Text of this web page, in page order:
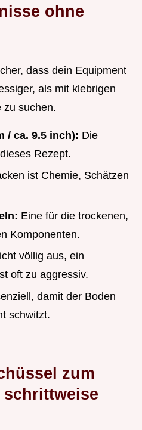
ohne
dass dein Equipment
als mit klebrigen
zu suchen.
/ ca. 9.5 inch): Die
Rezept.
ist Chemie, Schätzen
Eine für die trockenen,
Komponenten.
völlig aus, ein
oft zu aggressiv.
damit der Boden
schwitzt.
zum